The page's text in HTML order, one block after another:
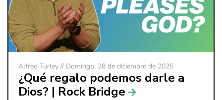
Alfred Turley // Domingo, 28 de diciembre de 2025
¿Qué regalo podemos darle a
Dios? | Rock Bridge